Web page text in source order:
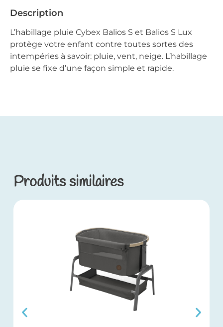
Description
L’habillage pluie Cybex Balios S et Balios S Lux
protège votre enfant contre toutes sortes des
intempéries à savoir: pluie, vent, neige. L’habillage
pluie se fixe d’une façon simple et rapide.
Produits similaires